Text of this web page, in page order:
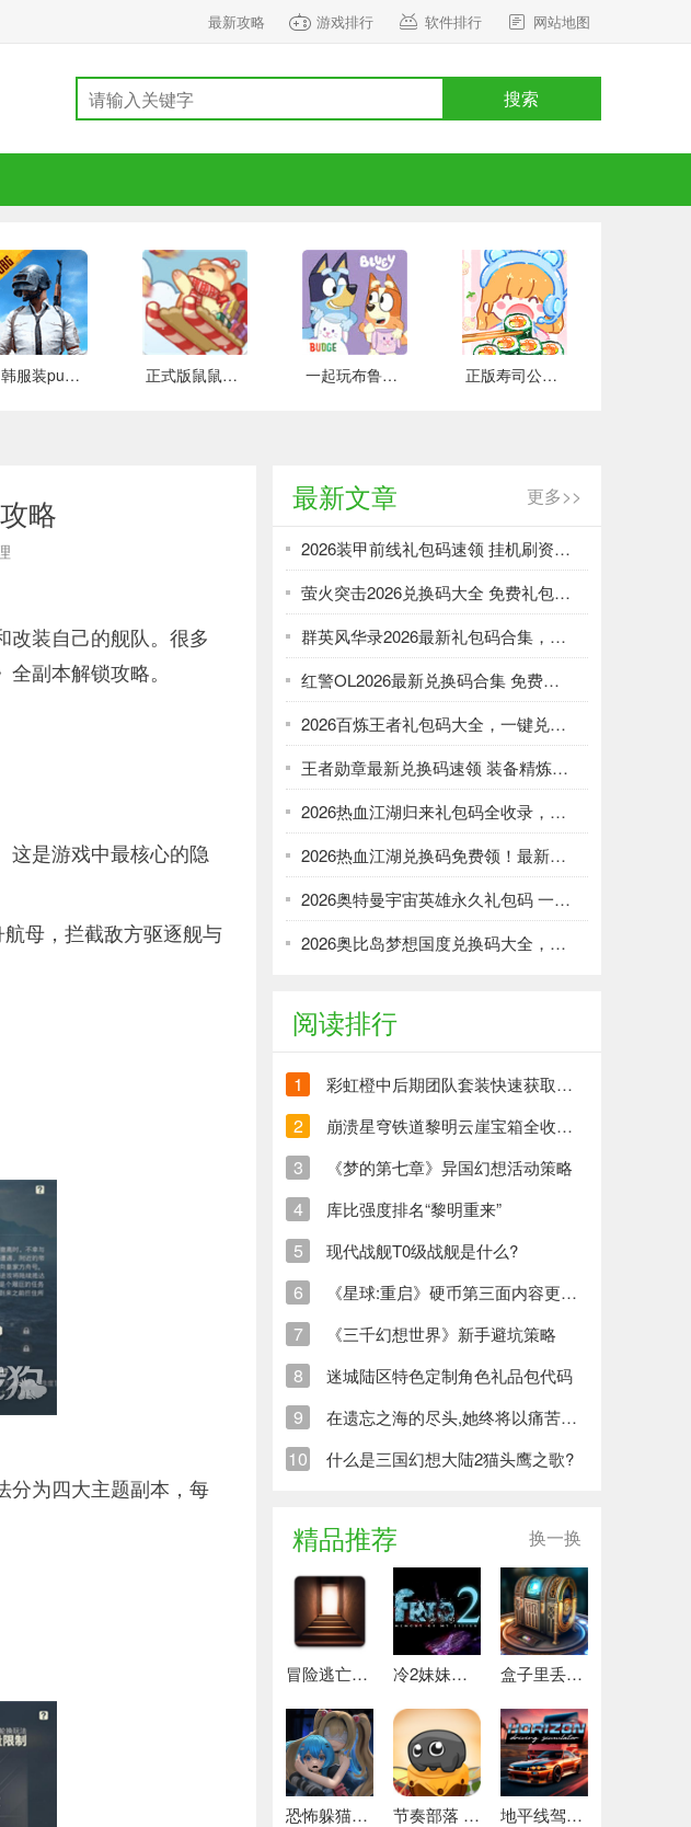
最新攻略 游戏排行 软件排行 网站地图
搜索
日韩服装pubg 好玩的 正式版鼠鼠百货物语 安卓版 一起玩布鲁伊吧 手游下载 正版寿司公园 安卓版
略
改装自己的舰队。很多
副本解锁攻略。
这是游戏中最核心的隐
母，拦截敌方驱逐舰与
分为四大主题副本，每
最新文章 更多>>
2026装甲前线礼包码速领 挂机刷资源攻略
萤火突击2026兑换码大全 免费礼包一键领取
群英风华录2026最新礼包码合集，一键领取限时福利
红警OL2026最新兑换码合集 免费礼包一键领取
2026百炼王者礼包码大全，一键兑换加速武将养成
王者勋章最新兑换码速领 装备精炼资源轻松刷
2026热血江湖归来礼包码全收录，强化资源不愁！
2026热血江湖兑换码免费领！最新礼包大全速取
2026奥特曼宇宙英雄永久礼包码 一键领取光暗资源
2026奥比岛梦想国度兑换码大全，免费领服饰家具！
阅读排行
1 彩虹橙中后期团队套装快速获取方法
2 崩溃星穹铁道黎明云崖宝箱全收集策略与崩铁玩家分享
3 《梦的第七章》异国幻想活动策略
4 库比强度排名“黎明重来”
5 现代战舰T0级战舰是什么?
6 《星球:重启》硬币第三面内容更新清单
7 《三千幻想世界》新手避坑策略
8 迷城陆区特色定制角色礼品包代码
9 在遗忘之海的尽头,她终将以痛苦创造新的生命
10 什么是三国幻想大陆2猫头鹰之歌?
精品推荐 换一换
冒险逃亡之谜 推荐 冷2妹妹的记忆 热门下载 盒子里丢失的碎片 安卓下载
恐怖躲猫猫4 最新版 节奏部落 安卓版 地平线驾驶模拟器 最新版